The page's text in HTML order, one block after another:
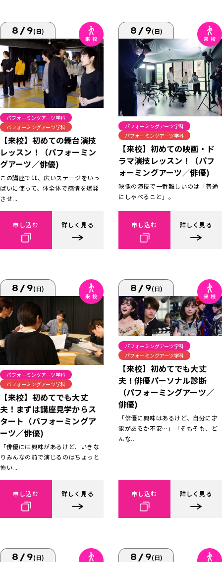
8/9(日)
パフォーミングアーツ学科
パフォーミングアーツ学科
【来校】初めての舞台演技
レッスン！（パフォーミン
グアーツ／俳優)
この講座では、広いステージをいっ
ぱいに使って、体全体で感情を爆発
させ...
申し込む 詳しく見る
8/9(日)
パフォーミングアーツ学科
パフォーミングアーツ学科
【来校】初めての映画・ド
ラマ演技レッスン！（パフ
ォーミングアーツ／俳優)
映像の演技で一番難しいのは「普通
にしゃべること」。
申し込む 詳しく見る
8/9(日)
パフォーミングアーツ学科
パフォーミングアーツ学科
【来校】初めてでも大丈
夫！まずは講座見学からス
タート（パフォーミングア
ーツ／俳優)
「俳優には興味があるけど、いきな
りみんなの前で演じるのはちょっと
怖い...
申し込む 詳しく見る
8/9(日)
パフォーミングアーツ学科
パフォーミングアーツ学科
【来校】初めてでも大丈
夫！俳優パーソナル診断
（パフォーミングアーツ／
俳優)
「俳優に興味はあるけど、自分に才
能があるか不安…」「そもそも、ど
んな...
申し込む 詳しく見る
8/9(日) 8/9(日)